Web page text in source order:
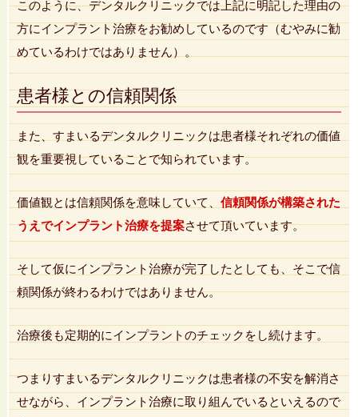
このように、デンタルクリニックでは上記に明記した理由の
方にインプラント治療をお勧めしているのです（むやみに勧
めているわけではありません）。
患者様との信頼関係
また、すまいるデンタルクリニックは患者様それぞれの価値
観を重要視していることで知られています。
価値観とは信頼関係を意味していて、信頼関係が構築された
うえでインプラント治療を提案させて頂いています。
そして仮にインプラント治療が完了したとしても、そこで信
頼関係が終わるわけではありません。
治療後も定期的にインプラントのチェックをし続けます。
つまりすまいるデンタルクリニックは患者様の不安を解消さ
せながら、インプラント治療に取り組んでいるといえるので